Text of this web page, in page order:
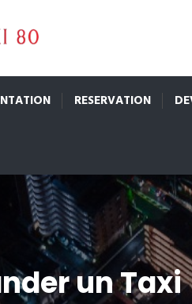
RESERVATION
un Taxi